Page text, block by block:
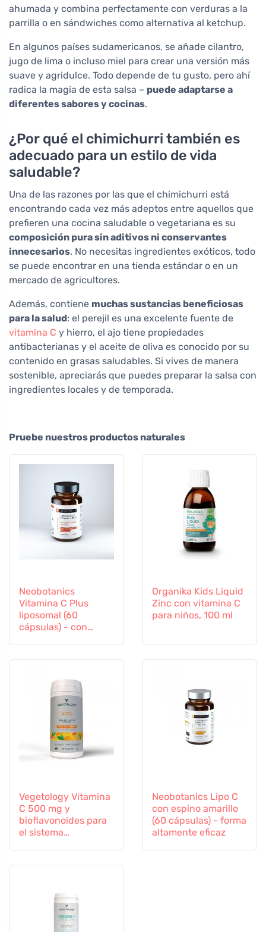
ahumada y combina perfectamente con verduras a la
parrilla o en sándwiches como alternativa al ketchup.
En algunos países sudamericanos, se añade cilantro,
jugo de lima o incluso miel para crear una versión más
suave y agridulce. Todo depende de tu gusto, pero ahí
radica la magia de esta salsa – puede adaptarse a
diferentes sabores y cocinas.
¿Por qué el chimichurri también es
adecuado para un estilo de vida
saludable?
Una de las razones por las que el chimichurri está
encontrando cada vez más adeptos entre aquellos que
prefieren una cocina saludable o vegetariana es su
composición pura sin aditivos ni conservantes
innecesarios. No necesitas ingredientes exóticos, todo
se puede encontrar en una tienda estándar o en un
mercado de agricultores.
Además, contiene muchas sustancias beneficiosas
para la salud: el perejil es una excelente fuente de
vitamina C y hierro, el ajo tiene propiedades
antibacterianas y el aceite de oliva es conocido por su
contenido en grasas saludables. Si vives de manera
sostenible, apreciarás que puedes preparar la salsa con
ingredientes locales y de temporada.
Pruebe nuestros productos naturales
Neobotanics
Vitamina C Plus
liposomal (60
cápsulas) - con
Organika Kids Liquid
Zinc con vitamina C
para niños, 100 ml
Vegetology Vitamina
C 500 mg y
bioflavonoides para
el sistema
Neobotanics Lipo C
con espino amarillo
(60 cápsulas) - forma
altamente eficaz